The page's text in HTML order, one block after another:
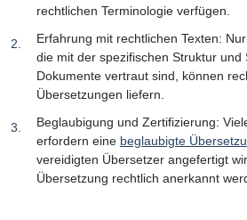
rechtlichen Terminologie verfügen.
Erfahrung mit rechtlichen Texten:
die mit der spezifischen Struktur und
Dokumente vertraut sind, können
Übersetzungen liefern.
Beglaubigung und Zertifizierung:
erfordern eine beglaubigte
vereidigten Übersetzer angefertigt
Übersetzung rechtlich anerkannt